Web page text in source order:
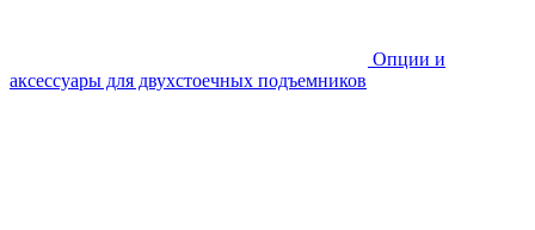
Опции и
аксессуары для двухстоечных подъемников